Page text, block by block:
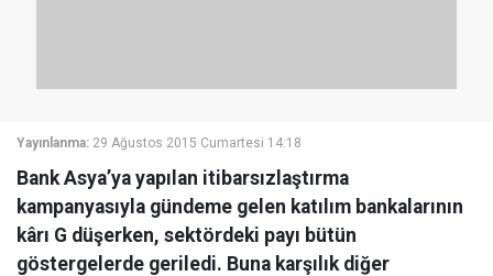
Yayınlanma: 29 Ağustos 2015 Cumartesi 14:18
Bank Asya’ya yapılan itibarsızlaştırma
kampanyasıyla gündeme gelen katılım bankalarının
kârı G düşerken, sektördeki payı bütün
göstergelerde geriledi. Buna karşılık diğer